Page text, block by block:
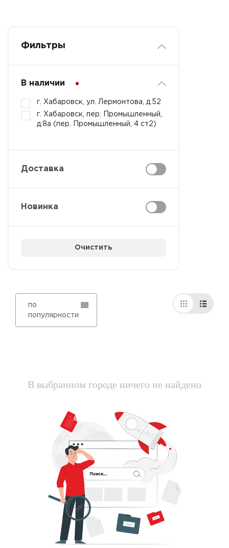
Фильтры
В наличии
г. Хабаровск, ул. Лермонтова, д.52
г. Хабаровск, пер. Промышленный,
д.8а (пер. Промышленный, 4 ст2)
Доставка
Новинка
Очистить
по
популярности
В выбранном городе ничего не найдено